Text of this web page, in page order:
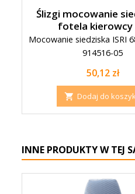
Ślizgi mocowanie
fotela kierowcy
Mocowanie siedziska ISRI
914516-05
Cena
50,12 zł
 Dodaj do
INNE PRODUKTY W TEJ